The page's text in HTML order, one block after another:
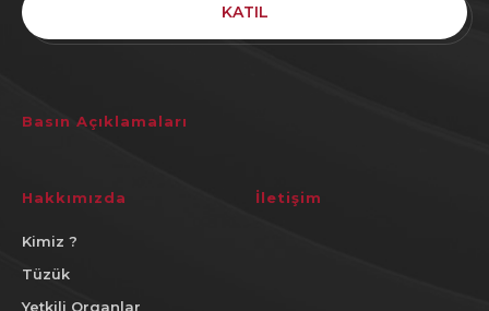
KATIL
Basın Açıklamaları
Hakkımızda
Kimiz ?
Tüzük
Yetkili Organlar
İletişim